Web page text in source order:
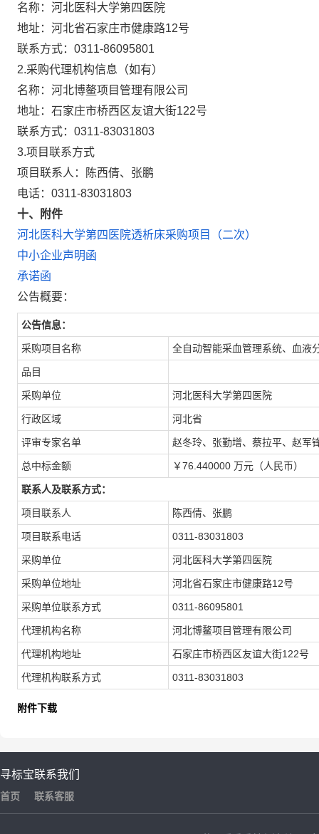
名称：河北医科大学第四医院
地址：河北省石家庄市健康路12号
联系方式：0311-86095801
2.采购代理机构信息（如有）
名称：河北博鳌项目管理有限公司
地址：石家庄市桥西区友谊大街122号
联系方式：0311-83031803
3.项目联系方式
项目联系人：陈西倩、张鹏
电话：0311-83031803
十、附件
河北医科大学第四医院透析床采购项目（二次）
中小企业声明函
承诺函
公告概要：
公告信息：
采购项目名称 全自动智能采血管理系统、血液
品目
采购单位 河北医科大学第四医院
行政区域 河北省
评审专家名单 赵冬玲、张勤增、蔡拉平、赵军
总中标金额 ￥76.440000 万元（人民币）
联系人及联系方式：
项目联系人 陈西倩、张鹏
项目联系电话 0311-83031803
采购单位 河北医科大学第四医院
采购单位地址 河北省石家庄市健康路12号
采购单位联系方式 0311-86095801
代理机构名称 河北博鳌项目管理有限公司
代理机构地址 石家庄市桥西区友谊大街122号
代理机构联系方式 0311-83031803
附件下载
寻标宝
首页
联系我们
联系客服